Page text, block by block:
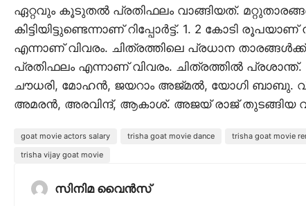
ഏറ്റവും കൂടുതൽ പ്രതിഫലം വാങ്ങിയത്.
കിട്ടിയിട്ടുണ്ടെന്നാണ് റിപ്പോർട്ട്. 1. 2 കോടി
എന്നാണ് വിവരം. ചിത്രത്തിലെ പ്രധാന
പ്രതിഫലം എന്നാണ് വിവരം. ചിത്രത്തിൽ
ചൗധരി, മോ​ഹൻ, ജയറാം അജ്മൽ, യോ​ഗി ബാബു.
അമരൻ, അരവിന്ദ്, ആകാശ്. അജയ് രാജ് തുടങ്ങിയ
goat movie actors salary trisha goat movie dance trisha goat movie
trisha vijay goat movie
സിനിമ വൈൻസ്